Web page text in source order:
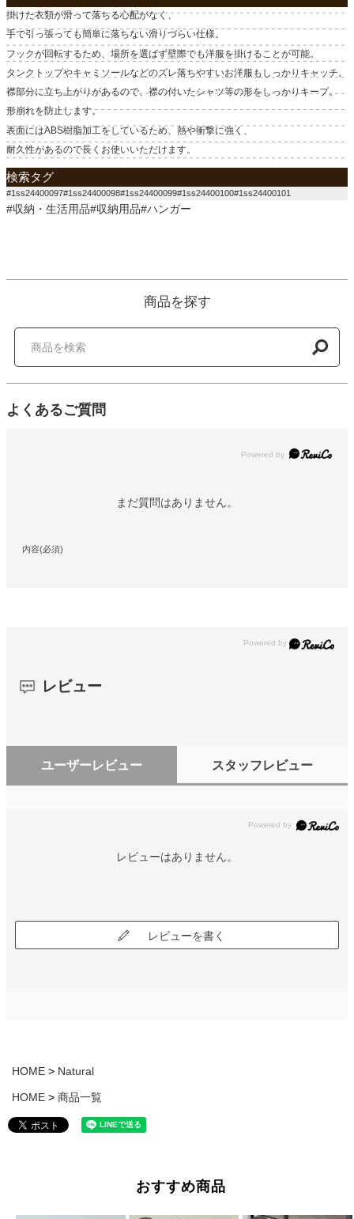
掛けた衣類が滑って落ちる心配がなく、
手で引っ張っても簡単に落ちない滑りづらい仕様。
フックが回転するため、場所を選ばず壁際でも洋服を掛けることが可能。
タンクトップやキャミソールなどのズレ落ちやすいお洋服もしっかりキャッチ。
襟部分に立ち上がりがあるので、襟の付いたシャツ等の形をしっかりキープ。
形崩れを防止します。
表面にはABS樹脂加工をしているため、熱や衝撃に強く、
耐久性があるので長くお使いいただけます。
検索タグ
#1ss24400097#1ss24400098#1ss24400099#1ss24400100#1ss24400101
#収納・生活用品#収納用品#ハンガー
商品を探す
よくあるご質問
Powered by
まだ質問はありません。
内容(必須)
レビュー
ユーザーレビュー スタッフレビュー
レビューはありません。
レビューを書く
HOME Natural
HOME 商品一覧
おすすめ商品